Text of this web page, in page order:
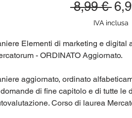
8,99 €
IVA inclusa
Elementi di marketing e digital
- ORDINATO Aggiornato.
aggiornato, ordinato
di fine capitolo e di tutte le
Corso di laurea